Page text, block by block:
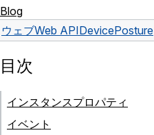
Blog
ウェブWeb APIDevicePosture
目次
インスタンスプロパティ
イベント